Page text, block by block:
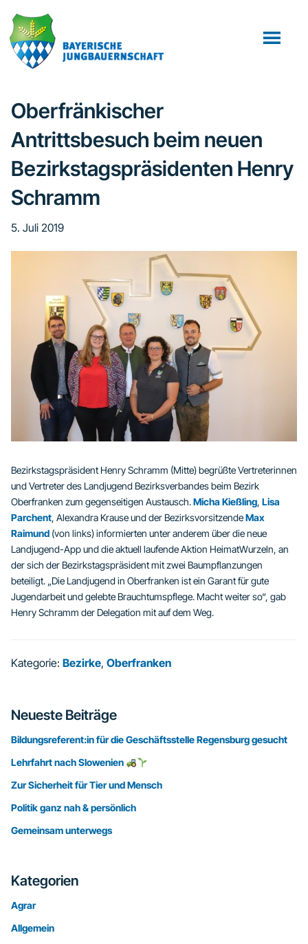
Inhalt
springen
Seitenspalte
springen
Fußzeile
springen
Oberfränkischer
Antrittsbesuch beim neuen
Bezirkstagspräsidenten Henry
Schramm
5. Juli 2019
Bezirkstagspräsident Henry Schramm (Mitte) begrüßte Vertreterinnen
und Vertreter des Landjugend Bezirksverbandes beim Bezirk
Oberfranken zum gegenseitigen Austausch.Micha Kießling, Lisa
Parchent, Alexandra Krause und der BezirksvorsitzendeMax
Raimund (von links) informierten unter anderem über die neue
Landjugend-App und die aktuell laufende Aktion HeimatWurzeln, an
der sich der Bezirkstagspräsident mit zwei Baumpflanzungen
beteiligt. „Die Landjugend in Oberfranken ist ein Garant für gute
Jugendarbeit und gelebte Brauchtumspflege. Macht weiter so“, gab
Henry Schramm der Delegation mit auf dem Weg.
Kategorie: Bezirke, Oberfranken
Seitenspalte
Neueste Beiträge
Bildungsreferent:in für die Geschäftsstelle Regensburg gesucht
Lehrfahrt nach Slowenien
Zur Sicherheit für Tier und Mensch
Politik ganz nah & persönlich
Gemeinsam unterwegs
Kategorien
Agrar
Allgemein